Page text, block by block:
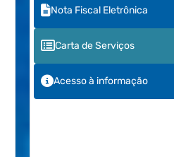
Nota Fiscal Eletrônica
Carta de Serviços
Acesso à informação